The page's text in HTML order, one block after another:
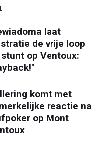
laat
de vrije loop
stunt op Ventoux:
komt met
reactie na
op Mont